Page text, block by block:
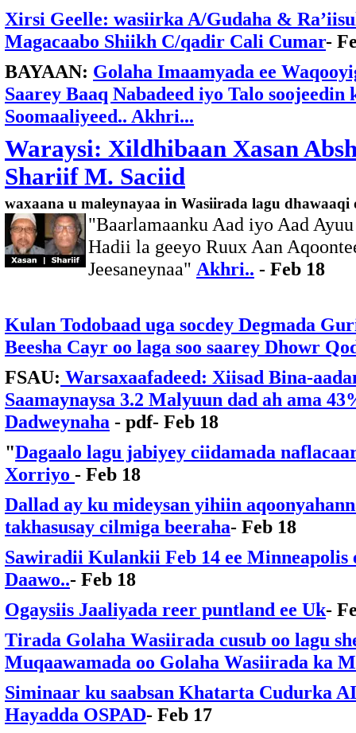
Xirsi Geelle: wasiirka A/Gudaha &
Magacaabo Shiikh C/qadir Cali Cumar-
BAYAAN: Golaha Imaamyada ee
Saarey Baaq Nabadeed iyo Talo
Soomaaliyeed.. Akhri...
Waraysi: Xildhibaan Xasan
Shariif M. Saciid
waxaana u maleynayaa in Wasiirada lagu dhawaaqi
"Baarlamaanku Aad iyo Aad
Hadii la geeyo Ruux Aan
Jeesaneynaa" Akhri.. - Feb 18
Kulan Todobaad uga socdey Degmada
Beesha Cayr oo laga soo saarey Dhowr
FSAU: Warsaxaafadeed: Xiisad Bina-
Saamaynaysa 3.2 Malyuun dad ah ama
Dadweynaha - pdf- Feb 18
"Dagaalo lagu jabiyey ciidamada
Xorriyo - Feb 18
Dallad ay ku mideysan yihiin
takhasusay cilmiga beeraha- Feb 18
Sawiradii Kulankii Feb 14 ee Minneapolis
Daawo..- Feb 18
Ogaysiis Jaaliyada reer puntland ee Uk-
Tirada Golaha Wasiirada cusub oo lagu
Muqaawamada oo Golaha Wasiirada ka
Siminaar ku saabsan Khatarta Cudurka
Hayadda OSPAD- Feb 17